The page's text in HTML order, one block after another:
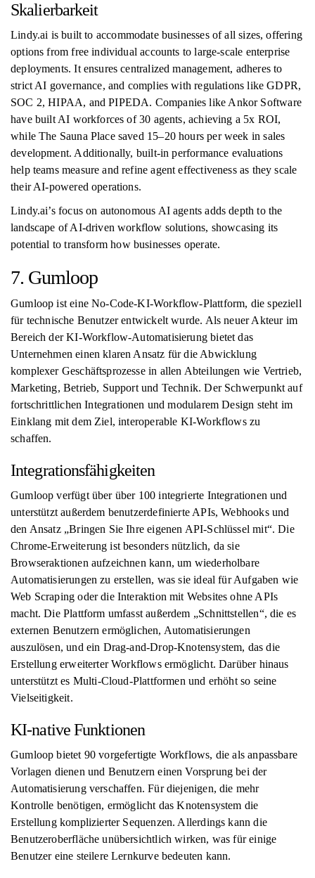
Skalierbarkeit
Lindy.ai is built to accommodate businesses of all sizes, offering
options from free individual accounts to large-scale enterprise
deployments. It ensures centralized management, adheres to
strict AI governance, and complies with regulations like GDPR,
SOC 2, HIPAA, and PIPEDA. Companies like Ankor Software
have built AI workforces of 30 agents, achieving a 5x ROI,
while The Sauna Place saved 15–20 hours per week in sales
development. Additionally, built-in performance evaluations
help teams measure and refine agent effectiveness as they scale
their AI-powered operations.
Lindy.ai’s focus on autonomous AI agents adds depth to the
landscape of AI-driven workflow solutions, showcasing its
potential to transform how businesses operate.
7. Gumloop
Gumloop ist eine No-Code-KI-Workflow-Plattform, die speziell
für technische Benutzer entwickelt wurde. Als neuer Akteur im
Bereich der KI-Workflow-Automatisierung bietet das
Unternehmen einen klaren Ansatz für die Abwicklung
komplexer Geschäftsprozesse in allen Abteilungen wie Vertrieb,
Marketing, Betrieb, Support und Technik. Der Schwerpunkt auf
fortschrittlichen Integrationen und modularem Design steht im
Einklang mit dem Ziel, interoperable KI-Workflows zu
schaffen.
Integrationsfähigkeiten
Gumloop verfügt über über 100 integrierte Integrationen und
unterstützt außerdem benutzerdefinierte APIs, Webhooks und
den Ansatz „Bringen Sie Ihre eigenen API-Schlüssel mit“. Die
Chrome-Erweiterung ist besonders nützlich, da sie
Browseraktionen aufzeichnen kann, um wiederholbare
Automatisierungen zu erstellen, was sie ideal für Aufgaben wie
Web Scraping oder die Interaktion mit Websites ohne APIs
macht. Die Plattform umfasst außerdem „Schnittstellen“, die es
externen Benutzern ermöglichen, Automatisierungen
auszulösen, und ein Drag-and-Drop-Knotensystem, das die
Erstellung erweiterter Workflows ermöglicht. Darüber hinaus
unterstützt es Multi-Cloud-Plattformen und erhöht so seine
Vielseitigkeit.
KI-native Funktionen
Gumloop bietet 90 vorgefertigte Workflows, die als anpassbare
Vorlagen dienen und Benutzern einen Vorsprung bei der
Automatisierung verschaffen. Für diejenigen, die mehr
Kontrolle benötigen, ermöglicht das Knotensystem die
Erstellung komplizierter Sequenzen. Allerdings kann die
Benutzeroberfläche unübersichtlich wirken, was für einige
Benutzer eine steilere Lernkurve bedeuten kann.